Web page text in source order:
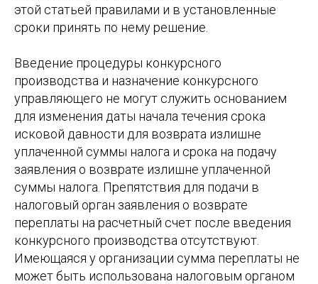
этой статьей правилами и в установленные
сроки принять по нему решение.
Введение процедуры конкурсного
производства и назначение конкурсного
управляющего не могут служить основанием
для изменения даты начала течения срока
исковой давности для возврата излишне
уплаченной суммы налога и срока на подачу
заявления о возврате излишне уплаченной
суммы налога. Препятствия для подачи в
налоговый орган заявления о возврате
переплаты на расчетный счет после введения
конкурсного производства отсутствуют.
Имеющаяся у организации сумма переплаты не
может быть использована налоговым органом